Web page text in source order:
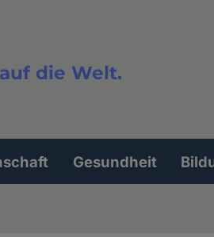
die Welt.
Gesundheit